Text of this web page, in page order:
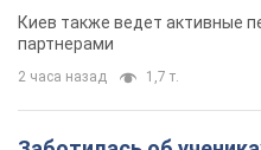
Киев также ведет активные
партнерами
2 часа назад 1,7 т.